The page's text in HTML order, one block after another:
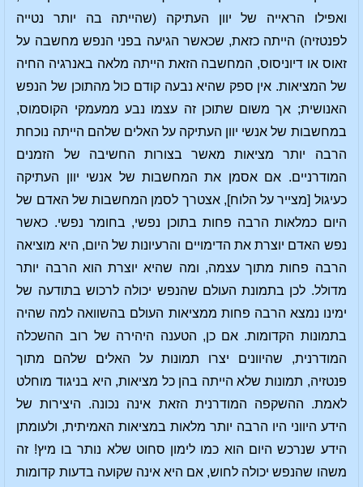
ואפילו הראייה של יוון העתיקה (שהייתה בה יותר נטייה
לפנטזיה) הייתה כזאת, שכאשר הגיעה בפני הנפש מחשבה על
זאוס או דיוניסוס, המחשבה הזאת הייתה מלאה באנרגיה החיה
של המציאות. אין ספק שהיא נבעה קודם כול מהתוכן של הנפש
האנושית; אך משום שתוכן זה עצמו נבע ממעמקי הקוסמוס,
במחשבות של אנשי יוון העתיקה על האלים שלהם הייתה נוכחת
הרבה יותר מציאות מאשר בצורות החשיבה של הזמנים
המודרניים. אם אסמן את המחשבות של אנשי יוון העתיקה
כעיגול [מצייר על הלוח], אצטרך לסמן המחשבות של האדם של
היום כמלאות הרבה פחות בתוכן נפשי, בחומר נפשי. כאשר
נפש האדם יוצרת את הדימויים והרעיונות של היום, היא מוציאה
הרבה פחות מתוך עצמה, ומה שהיא יוצרת הוא הרבה יותר
מדולל. לכן בתמונת העולם שהנפש יכולה לרכוש בתודעה של
ימינו נמצא הרבה פחות ממציאות העולם בהשוואה למה שהיה
בתמונות הקדומות. אם כן, הטענה היהירה של רוב ההשכלה
המודרנית, שהיוונים יצרו תמונות על האלים שלהם מתוך
פנטזיה, תמונות שלא הייתה בהן כל מציאות, היא בניגוד מוחלט
לאמת. ההשקפה המודרנית הזאת אינה נכונה. היצירות של
הידע היווני היו הרבה יותר מלאות במציאות האמיתית, ולעומתן
הידע שנרכש היום הוא כמו לימון סחוט שלא נותר בו מיץ! זה
משהו שהנפש יכולה לחוש, אם היא אינה שקועה בדעות קדומות